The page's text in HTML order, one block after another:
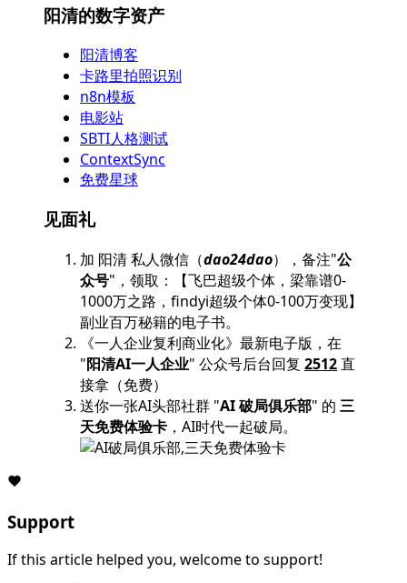
阳清的数字资产
阳清博客
卡路里拍照识别
n8n模板
电影站
SBTI人格测试
ContextSync
免费星球
见面礼
加 阳清 私人微信（dao24dao），备注"公
众号"，领取：【飞巴超级个体，梁靠谱0-
1000万之路，findyi超级个体0-100万变现】
副业百万秘籍的电子书。
《一人企业复利商业化》最新电子版，在
"阳清AI一人企业" 公众号后台回复 2512直
接拿（免费）
送你一张AI头部社群 "AI 破局俱乐部" 的 三
天免费体验卡 ，AI时代一起破局。
Support
If this article helped you, welcome to support!